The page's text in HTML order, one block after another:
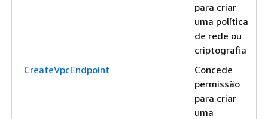
para criar
uma política
de rede ou
criptografia
CreateVpcEndpoint
Concede
permissão
para criar
uma